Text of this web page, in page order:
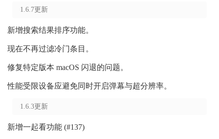
1.6.7更新
新增搜索结果排序功能。
现在不再过滤冷门条目。
修复特定版本 macOS 闪退的问题。
性能受限设备应避免同时开启弹幕与超分辨率。
1.6.3更新
新增一起看功能 (#137)